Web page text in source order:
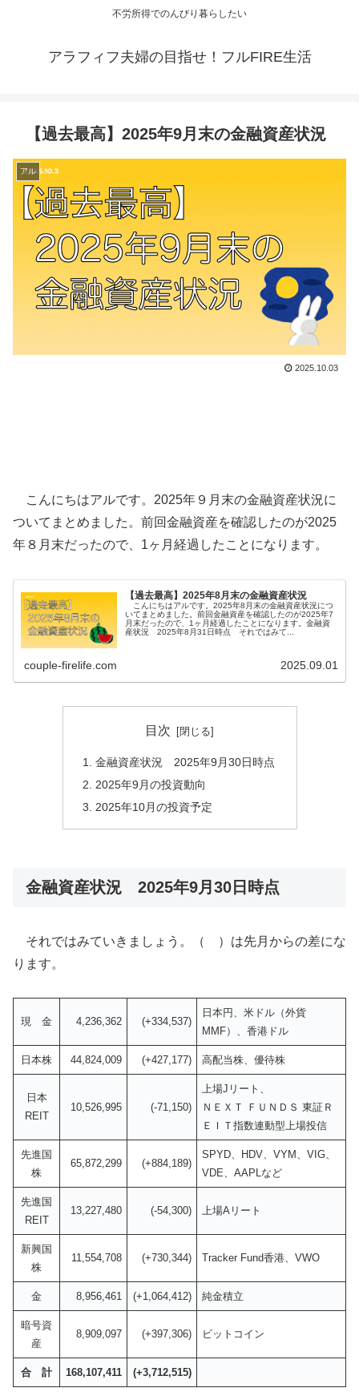
不労所得でのんびり暮らしたい
アラフィフ夫婦の目指せ！フルFIRE生活
【過去最高】2025年9月末の金融資産状況
アル
2025.10.03
こんにちはアルです。2025年９月末の金融資産状況に
ついてまとめました。前回金融資産を確認したのが2025
年８月末だったので、1ヶ月経過したことになります。
【過去最高】2025年8月末の金融資産状況
こんにちはアルです。2025年8月末の金融資産状況につ
いてまとめました。前回金融資産を確認したのが2025年7
月末だったので、1ヶ月経過したことになります。金融資
産状況 2025年8月31日時点 それではみて...
couple-firelife.com 2025.09.01
目次
金融資産状況 2025年9月30日時点
2025年9月の投資動向
2025年10月の投資予定
金融資産状況 2025年9月30日時点
それではみていきましょう。（ ）は先月からの差にな
ります。
現 金 4,236,362 (+334,537)
日本円、米ドル（外貨
MMF）、香港ドル
日本株 44,824,009 (+427,177) 高配当株、優待株
日本
REIT
10,526,995 (-71,150)
上場Jリート、
ＮＥＸＴ ＦＵＮＤＳ 東証Ｒ
ＥＩＴ指数連動型上場投信
先進国
株
65,872,299 (+884,189)
SPYD、HDV、VYM、VIG、
VDE、AAPLなど
先進国
REIT
13,227,480 (-54,300) 上場Aリート
新興国
株
11,554,708 (+730,344) Tracker Fund香港、VWO
金 8,956,461 (+1,064,412) 純金積立
暗号資
産
8,909,097 (+397,306) ビットコイン
合 計 168,107,411 (+3,712,515)